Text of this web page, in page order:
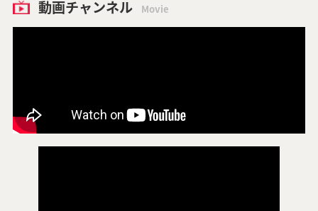
動画チャンネル Movie